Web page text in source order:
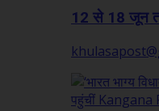
12 से 18 जून